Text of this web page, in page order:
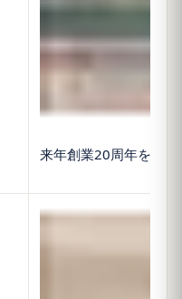
来年創業20周年を迎